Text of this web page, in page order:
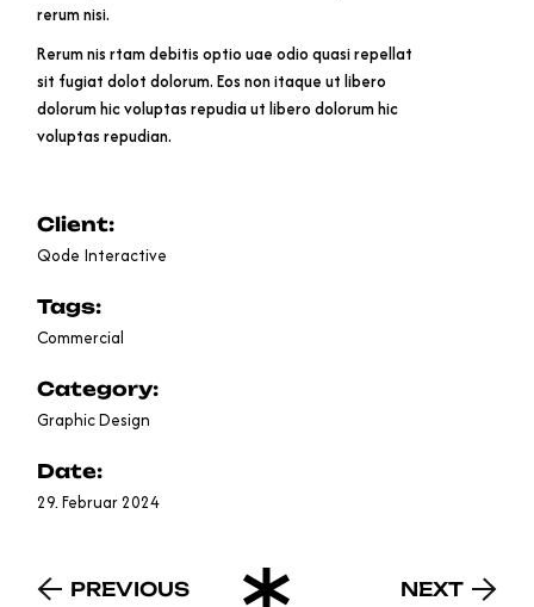
rerum nisi.
Rerum nis rtam debitis optio uae odio quasi repellat
sit fugiat dolot dolorum. Eos non itaque ut libero
dolorum hic voluptas repudia ut libero dolorum hic
voluptas repudian.
Client:
Qode Interactive
Tags:
Commercial
Category:
Graphic Design
Date:
29. Februar 2024
PREVIOUS NEXT